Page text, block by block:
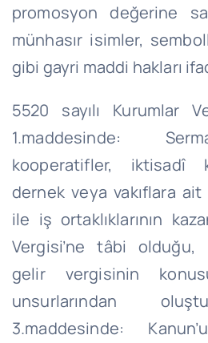
promosyon değerine
münhasır isimler,
gibi gayri maddi hakları
5520 sayılı Kurumlar
1.maddesinde:
kooperatifler, iktisadî
dernek veya vakıflara
ile iş ortaklıklarının
Vergisi’ne tâbi olduğu,
gelir vergisinin
unsurlarından
3.maddesinde: